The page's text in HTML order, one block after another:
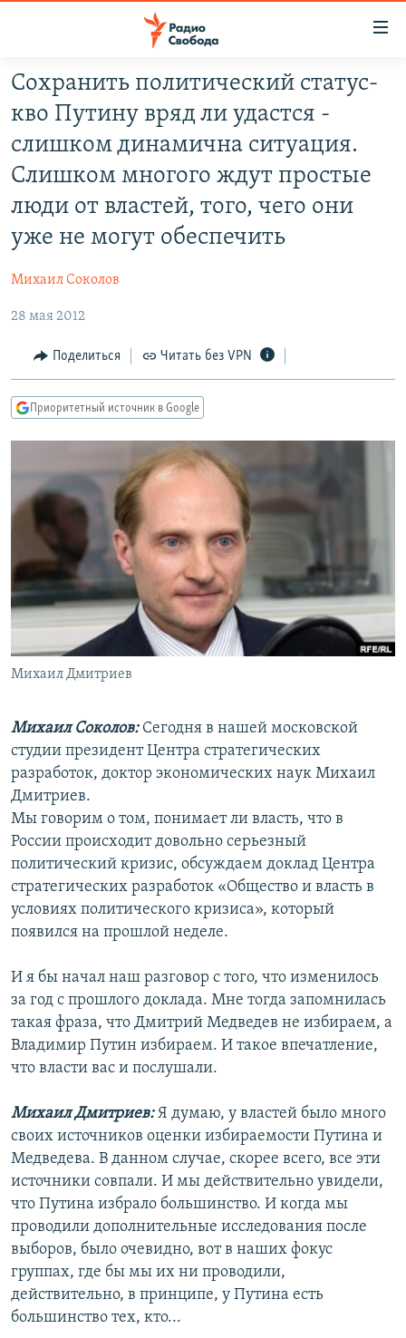
упрощенного
доступа
основному
содержанию
главной
Вернутся
поиску
ПРОГРАММЫ
ПОДКАСТЫ
АВТОРСКИЕ ПРОЕКТЫ
КАВКАЗ.РЕАЛИИ
СЕВЕР.РЕАЛИИ
РАСПИСАНИЕ ВЕЩАНИЯ
ПОДПИШИТЕСЬ НА РАССЫЛКУ
СОЦИАЛЬНЫЕ СЕТИ
Все сайты РСЕ/РС
Сохранить политический статус-
кво Путину вряд ли удастся -
слишком динамична ситуация.
Слишком многого ждут простые
люди от властей, того, чего они
уже не могут обеспечить
Михаил Соколов
28 мая 2012
Поделиться Читать без VPN
Приоритетный источник в Google
Михаил Дмитриев
Михаил Соколов:Сегодня в нашей московской
студии президент Центра стратегических
разработок, доктор экономических наук Михаил
Дмитриев.
Мы говорим о том, понимает ли власть, что в
России происходит довольно серьезный
политический кризис, обсуждаем доклад Центра
стратегических разработок «Общество и власть в
условиях политического кризиса», который
появился на прошлой неделе.
И я бы начал наш разговор с того, что изменилось
за год с прошлого доклада. Мне тогда запомнилась
такая фраза, что Дмитрий Медведев не избираем, а
Владимир Путин избираем. И такое впечатление,
что власти вас и послушали.
Михаил Дмитриев:Я думаю, у властей было много
своих источников оценки избираемости Путина и
Медведева. В данном случае, скорее всего, все эти
источники совпали. И мы действительно увидели,
что Путина избрало большинство. И когда мы
проводили дополнительные исследования после
выборов, было очевидно, вот в наших фокус
группах, где бы мы их ни проводили,
действительно, в принципе, у Путина есть
большинство тех, кто...